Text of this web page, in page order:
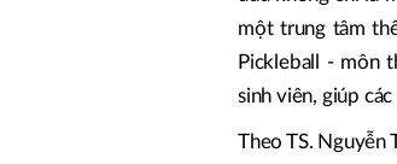
một trung tâm
Pickleball - môn
sinh viên, giúp
Theo TS. Nguyễn